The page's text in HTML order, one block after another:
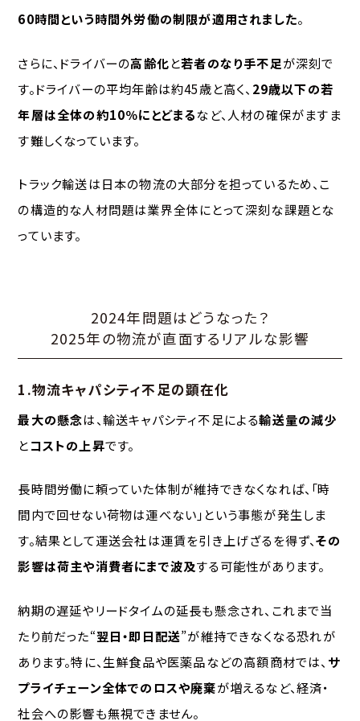
60時間という時間外労働の制限が適用されました。
さらに、ドライバーの高齢化と若者のなり手不足が深刻で
す。ドライバーの平均年齢は約45歳と高く、 29歳以下の若
年層は全体の約10％にとどまるなど、人材の確保がますま
す難しくなっています。
トラック輸送は日本の物流の大部分を担っているため、こ
の構造的な人材問題は業界全体にとって深刻な課題とな
っています。
2024年問題はどうなった？
2025年の物流が直面するリアルな影響
1.物流キャパシティ不足の顕在化
最大の懸念は、輸送キャパシティ不足による輸送量の減少
とコストの上昇です。
長時間労働に頼っていた体制が維持できなくなれば、「時
間内で回せない荷物は運べない」という事態が発生しま
す。結果として運送会社は運賃を引き上げざるを得ず、その
影響は荷主や消費者にまで波及する可能性があります。
納期の遅延やリードタイムの延長も懸念され、これまで当
たり前だった“翌日・即日配送”が維持できなくなる恐れが
あります。特に、生鮮食品や医薬品などの高額商材では、 サ
プライチェーン全体でのロスや廃棄が増えるなど、経済・
社会への影響も無視できません。